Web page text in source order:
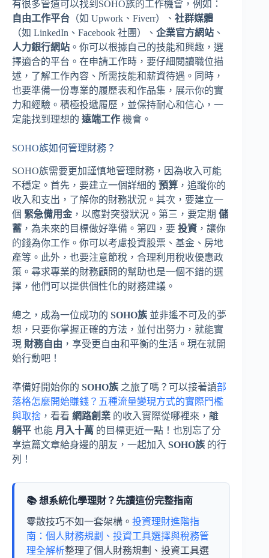
有很多管道可以找到SOHO族的工作機會，例如：
自由工作平台 （如 Upwork、Fiverr）、 社群媒體
（如 LinkedIn、Facebook 社團）、 企業官方網站 、
人力銀行網站 。你可以根據自己的技能和興趣，選
擇適合的平台。在申請工作時，要仔細閱讀職位描
述，了解工作內容、所需技能和薪資待遇。同時，
也要準備一份專業的履歷表和作品集，展示你的實
力和經驗。積極投遞履歷，並保持耐心和信心，一
定能找到理想的 遠端工作 機會。
SOHO族如何管理財務？
SOHO族需要更加謹慎地管理財務，因為收入可能
不穩定。首先，要建立一個詳細的 預算 ，追蹤你的
收入和支出，了解你的財務狀況。其次，要建立一
個 緊急備用金 ，以應對突發狀況。第三，要定期 儲
蓄 ，為未來的目標做好準備。第四，要 投資 ，讓你
的錢為你工作。你可以考慮投資股票、基金、房地
產等。此外，也要注意節稅，合理利用稅收優惠政
策。尋求專業的財務顧問的幫助也是一個不錯的選
擇，他們可以提供個性化的財務建議。
總之，成為一位成功的 SOHO族 並非遙不可及的夢
想，只要你掌握正確的方法，並付出努力，就能實
現 財務自由 ，享受更自由和平衡的生活。現在就開
始行動吧！
準備好開始你的 SOHO族 之旅了嗎？可以接著讀部
落格怎麼開始賺錢？五種流量變現方式的實際門檻
與取捨 ，看看 網路創業 的收入實際從哪裡來，離
躺平 也能 月入十萬 的目標更近一點！也別忘了分
享這篇文章給身邊的朋友，一起加入 SOHO族 的行
列！
📚 想系統化學理財？先讀這份完整指南
零散技巧不如一套架構。 投資理財進階指
南：個人財務規劃、投資工具選擇與稅務管
理全解析整理了個人財務規劃、投資工具選